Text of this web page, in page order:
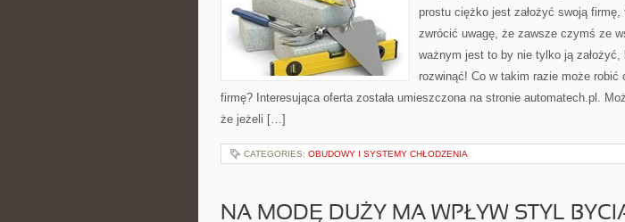
prostu ciężko jest założyć swoją
zwrócić uwagę, że zawsze czymś ze
ważnym jest to by nie tylko ją założyć,
rozwinąć! Co w takim razie może robić
firmę? Interesująca oferta została umieszczona na stronie automatech.pl.
że jeżeli […]
CATEGORIES: OBUDOWY I SYSTEMY CHŁODZENIA
NA MODĘ DUŻY MA WPŁYW STYL